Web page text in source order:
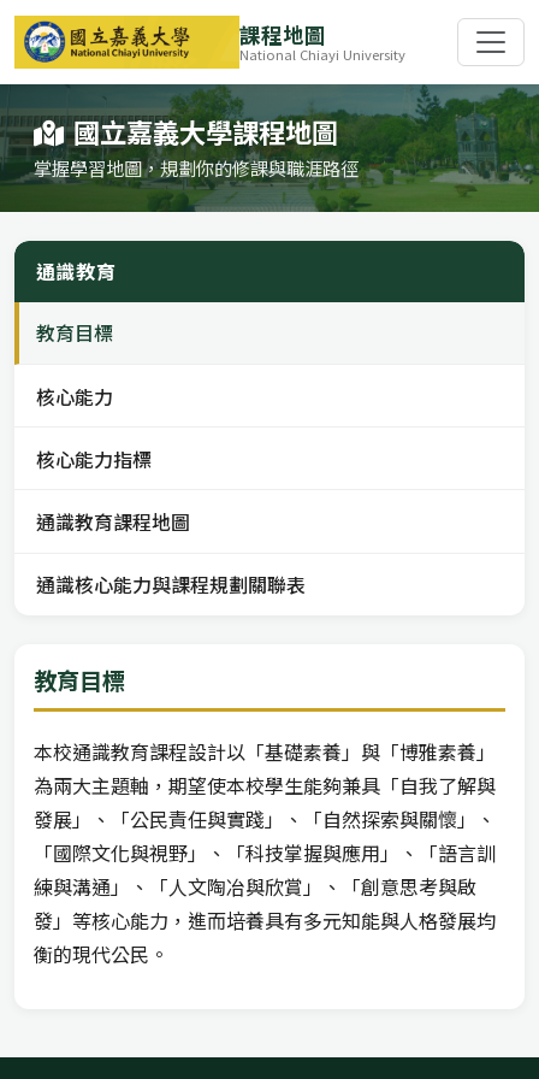
課程地圖
National Chiayi University
國立嘉義大學課程地圖
掌握學習地圖，規劃你的修課與職涯路徑
通識教育
教育目標
核心能力
核心能力指標
通識教育課程地圖
通識核心能力與課程規劃關聯表
教育目標
本校通識教育課程設計以「基礎素養」與「博雅素養」
為兩大主題軸，期望使本校學生能夠兼具「自我了解與
發展」、「公民責任與實踐」、「自然探索與關懷」、
「國際文化與視野」、「科技掌握與應用」、「語言訓
練與溝通」、「人文陶冶與欣賞」、「創意思考與啟
發」等核心能力，進而培養具有多元知能與人格發展均
衡的現代公民。